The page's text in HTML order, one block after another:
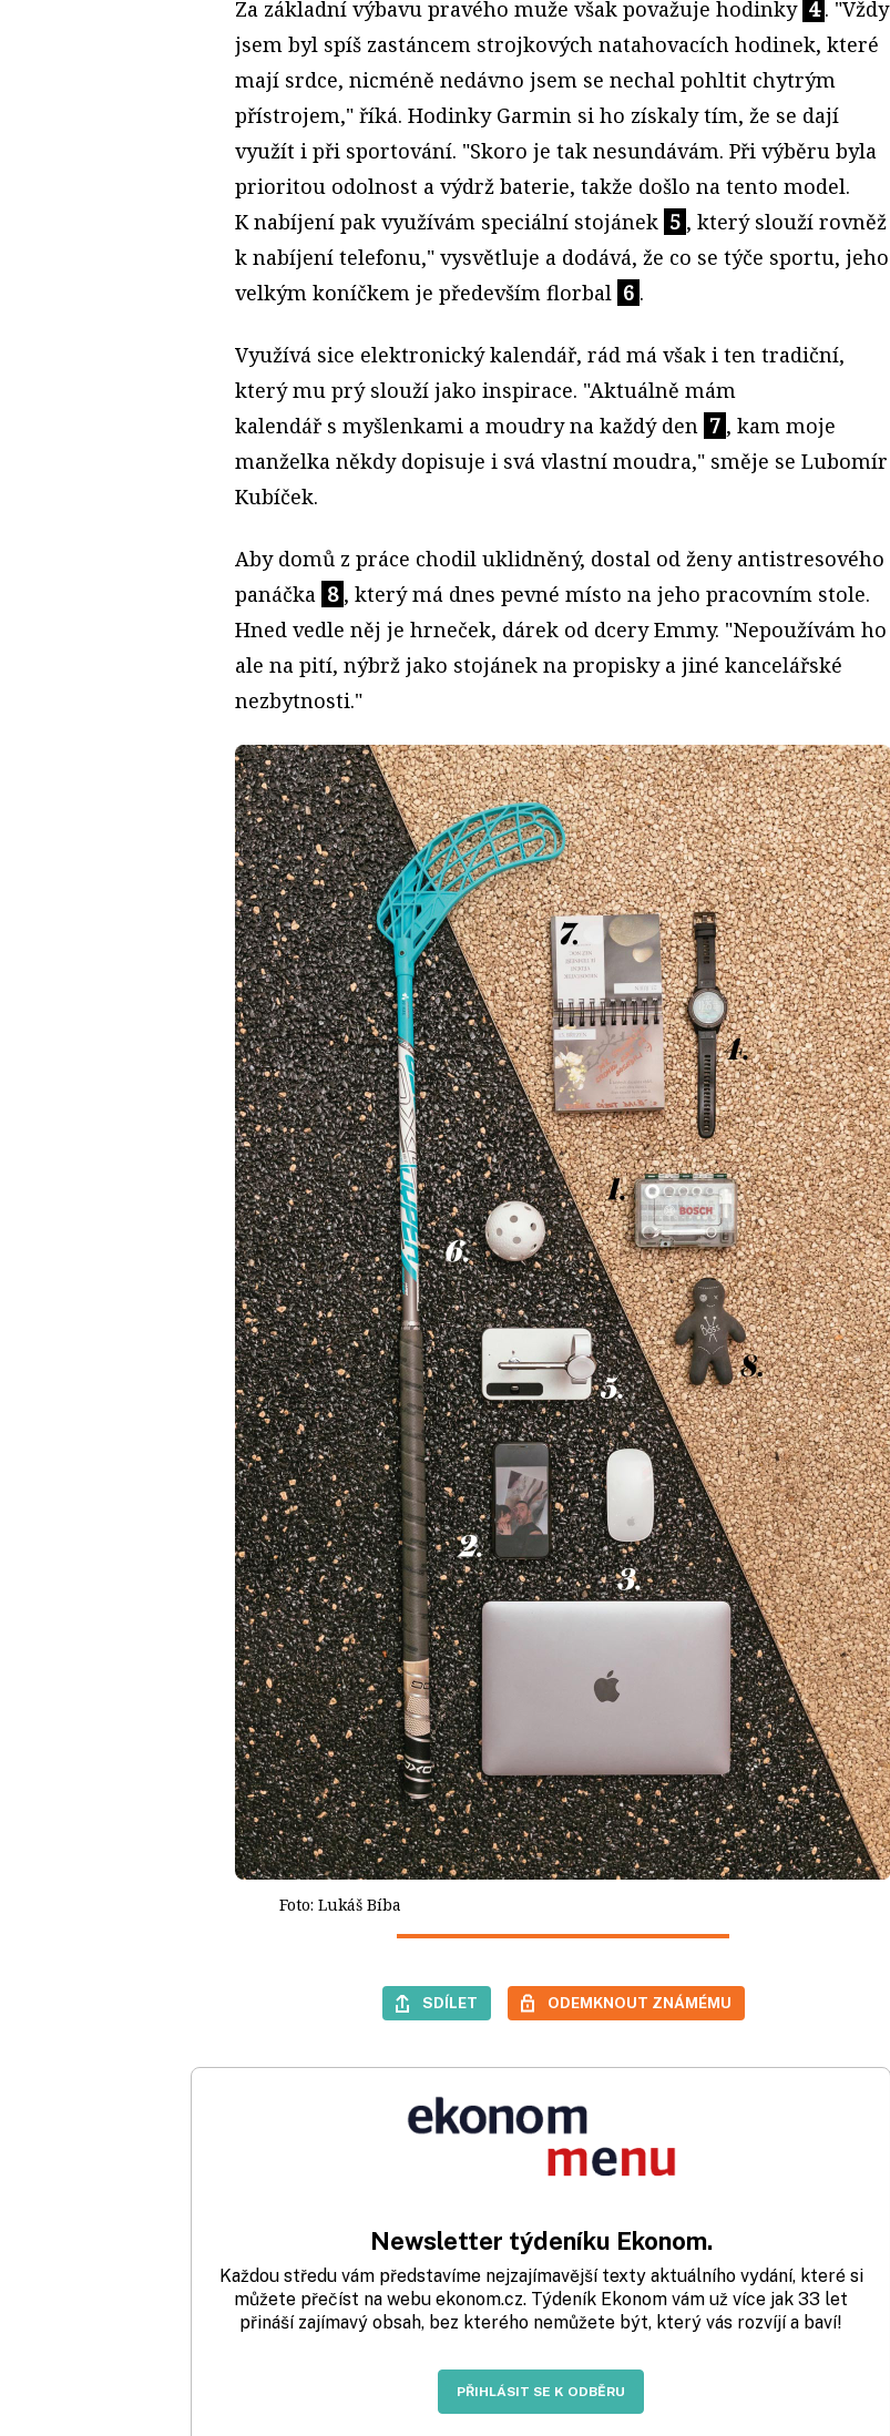
Za základní výbavu pravého muže však považuje hodinky 4 . "Vždy
jsem byl spíš zastáncem strojkových natahovacích hodinek, které
mají srdce, nicméně nedávno jsem se nechal pohltit chytrým
přístrojem," říká. Hodinky Garmin si ho získaly tím, že se dají
využít i při sportování. "Skoro je tak nesundávám. Při výběru byla
prioritou odolnost a výdrž baterie, takže došlo na tento model.
K nabíjení pak využívám speciální stojánek 5 , který slouží rovněž
k nabíjení telefonu," vysvětluje a dodává, že co se týče sportu, jeho
velkým koníčkem je především florbal 6 .
Využívá sice elektronický kalendář, rád má však i ten tradiční,
který mu prý slouží jako inspirace. "Aktuálně mám
kalendář s myšlenkami a moudry na každý den 7 , kam moje
manželka někdy dopisuje i svá vlastní moudra," směje se Lubomír
Kubíček.
Aby domů z práce chodil uklidněný, dostal od ženy antistresového
panáčka 8 , který má dnes pevné místo na jeho pracovním stole.
Hned vedle něj je hrneček, dárek od dcery Emmy. "Nepoužívám ho
ale na pití, nýbrž jako stojánek na propisky a jiné kancelářské
nezbytnosti."
Foto: Lukáš Bíba
SDÍLET ODEMKNOUT ZNÁMÉMU
Newsletter týdeníku Ekonom.
Každou středu vám představíme nejzajímavější texty aktuálního vydání, které si
můžete přečíst na webu ekonom.cz. Týdeník Ekonom vám už více jak 33 let
přináší zajímavý obsah, bez kterého nemůžete být, který vás rozvíjí a baví!
PŘIHLÁSIT SE K ODBĚRU